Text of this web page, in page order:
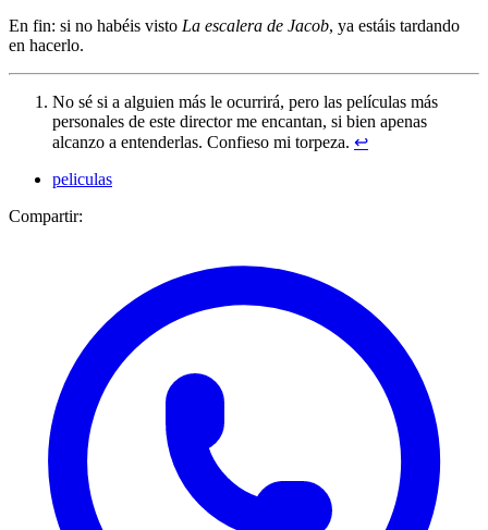
En fin: si no habéis visto La escalera de Jacob, ya estáis tardando
en hacerlo.
No sé si a alguien más le ocurrirá, pero las películas más
personales de este director me encantan, si bien apenas
alcanzo a entenderlas. Confieso mi torpeza. ↩︎
peliculas
Compartir: